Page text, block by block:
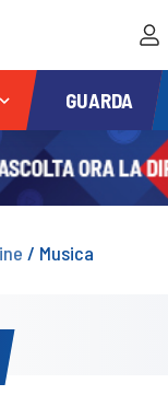
GUARDA
/ Musica